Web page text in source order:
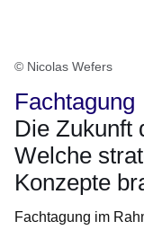
© Nicolas Wefers
Fachtagung
Die Zukunft
Welche
Konzepte
Fachtagung im